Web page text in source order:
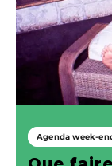
Agenda week-